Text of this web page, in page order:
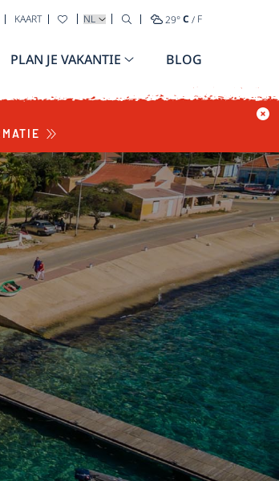
KAART TAAL SELECTEREN 29°C / F
PLAN JE VAKANTIE BLOG